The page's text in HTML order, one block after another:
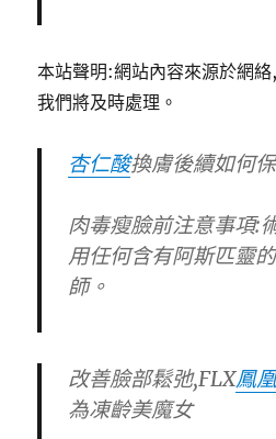
本站聲明:網站內容來源於網
我們將及時處理。
杏仁酸換膚後續如何
肉毒瘦臉前注意事項:
用任何含有阿斯匹靈
師。
改善臉部鬆弛,FLX鳳
為凍齡美魔女